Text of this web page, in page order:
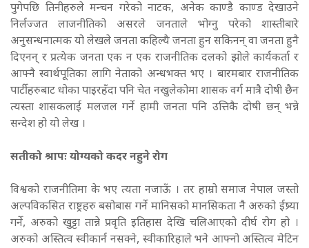
पुगेपछि तिनीहरुले मन्चन गरेको नाटक, अनेक काण्डै काण्ड देखाउने
निर्लज्जत लाजनीतिको असरले जनताले भोग्नु परेको शास्तीबारे
अनुसन्धनात्मक यो लेखले जनता कहिल्यै जनता हुन सकिनन् वा जनता हुनै
दिएनन् र प्रत्येक जनता एक न एक राजनीतिक दलको झोले कार्यकर्ता र
आफ्नै स्वार्थपूतिका लागि नेताको अन्धभक्त भए । बारमबार राजनीतिक
पार्टीहरुबाट धोका पाइरहँदा पनि चेत नखुलेकोमा शासक वर्ग मात्रै दोषी छैन
त्यस्ता शासकलाई मलजल गर्ने हामी जनता पनि उत्तिकै दोषी छन् भन्ने
सन्देश हो यो लेख ।
सतीको श्रापः योग्यको कदर नहुने रोग
विश्वको राजनीतिमा के भए त्यता नजाऊँ । तर हाम्रो समाज नेपाल जस्तो
अल्पविकसित राष्ट्रहरु बसोबास गर्ने मानिसको मानसिकता नै अरुको ईष्र्या
गर्ने, अरुको खुट्टा तान्ने प्रवृति इतिहास देखि चलिआएको दीर्घ रोग हो ।
अरुको अस्तित्व स्वीकार्न नसक्ने, स्वीकारिहाले भने आफ्नो अस्तित्व मेटिन